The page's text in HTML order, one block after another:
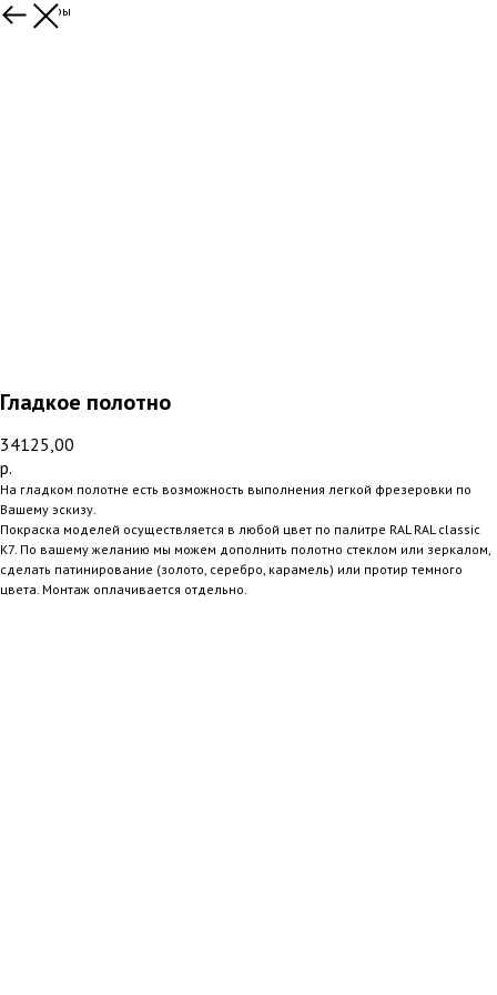
Все товары
Гладкое полотно
34125,00
р.
На гладком полотне есть возможность выполнения легкой фрезеровки по
Вашему эскизу.
Покраска моделей осуществляется в любой цвет по палитре RAL RAL classic
K7. По вашему желанию мы можем дополнить полотно стеклом или зеркалом,
сделать патинирование (золото, серебро, карамель) или протир темного
цвета. Монтаж оплачивается отдельно.